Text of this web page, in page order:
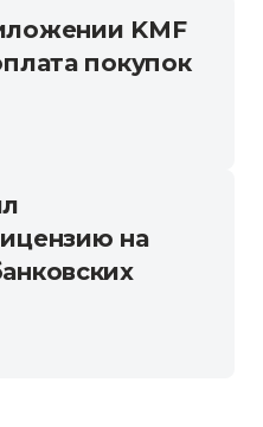
KMF
покупок
на